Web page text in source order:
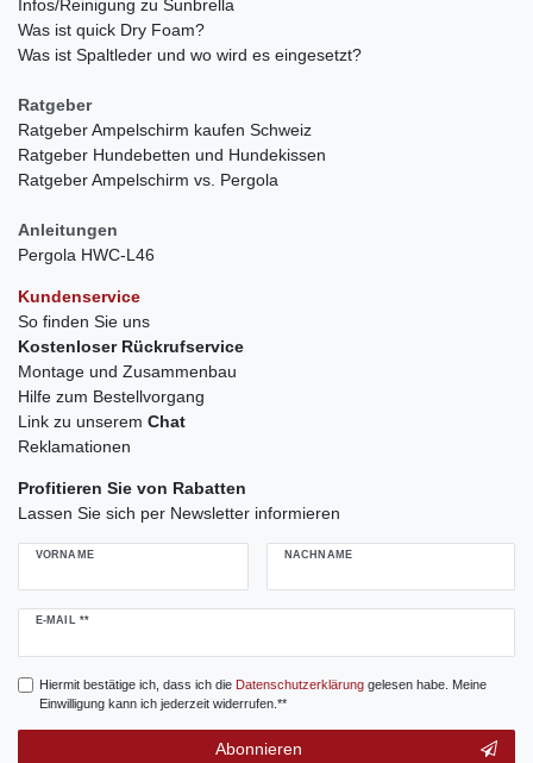
Infos/Reinigung zu Sunbrella
Was ist quick Dry Foam?
Was ist Spaltleder und wo wird es eingesetzt?
Ratgeber
Ratgeber Ampelschirm kaufen Schweiz
Ratgeber Hundebetten und Hundekissen
Ratgeber Ampelschirm vs. Pergola
Anleitungen
Pergola HWC-L46
Kundenservice
So finden Sie uns
Kostenloser Rückrufservice
Montage und Zusammenbau
Hilfe zum Bestellvorgang
Link zu unserem Chat
Reklamationen
Profitieren Sie von Rabatten
Lassen Sie sich per Newsletter informieren
VORNAME NACHNAME
E-MAIL **
Newsletter
Hiermit bestätige ich, dass ich die Daten­schutz­erklärunggelesen habe. Meine
Einwilligung kann ich jederzeit widerrufen.**
Abonnieren